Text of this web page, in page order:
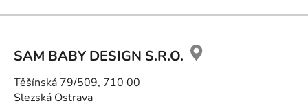
SAM BABY DESIGN S.R.O.
Těšínská 79/509, 710 00
Slezská Ostrava